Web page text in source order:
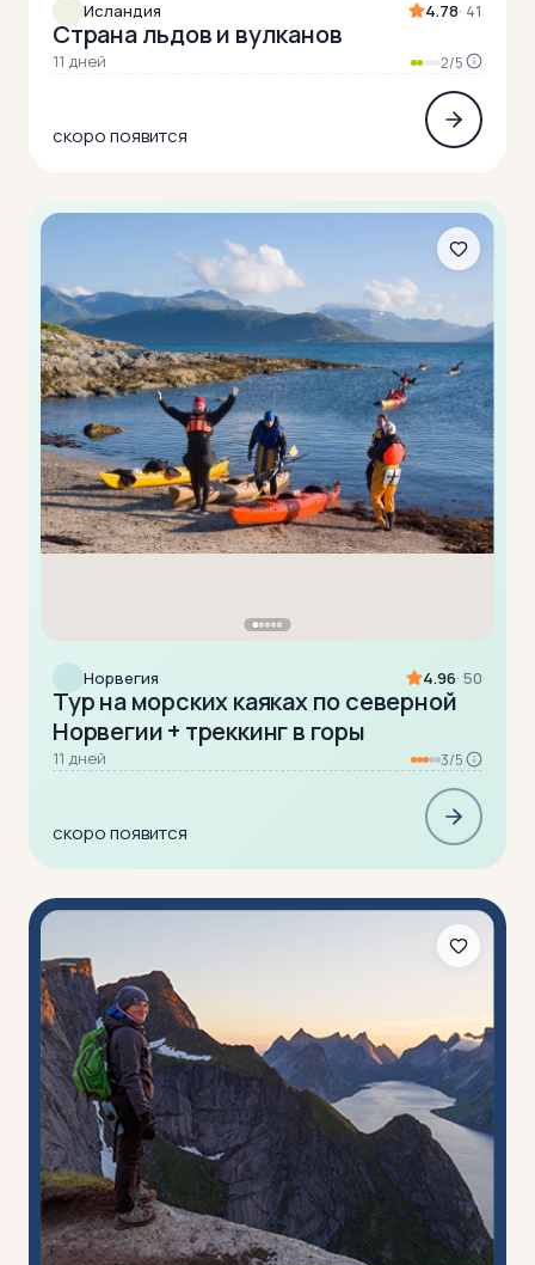
Исландия 4.78· 41
Cтрана льдов и вулканов
11 дней 2/5
скоро появится
Норвегия 4.96· 50
Тур на морских каяках по северной
Норвегии + треккинг в горы
11 дней 3/5
скоро появится